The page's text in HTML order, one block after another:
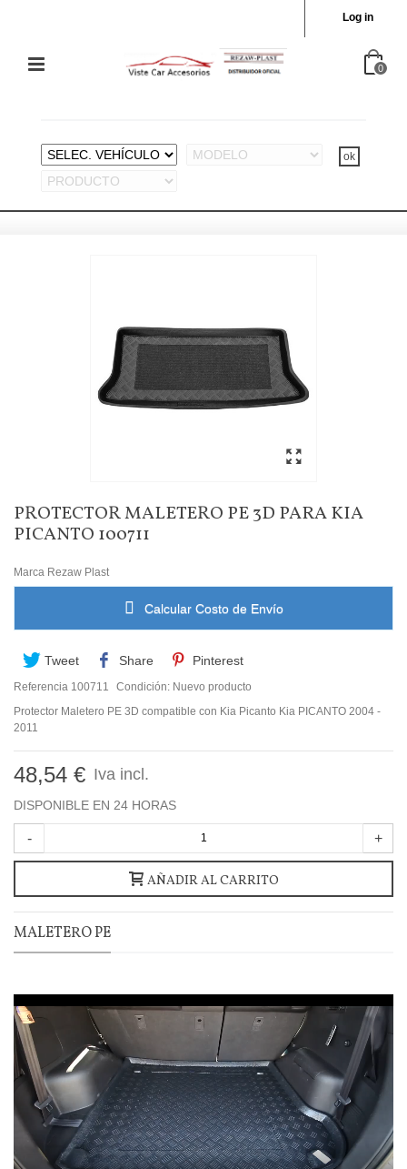
Log in
0
PROTECTOR MALETERO PE 3D PARA KIA
PICANTO 100711
Marca Rezaw Plast
Calcular Costo de Envío
Tweet Share Pinterest
Referencia 100711 Condición: Nuevo producto
Protector Maletero PE 3D compatible con Kia Picanto Kia PICANTO 2004 -
2011
48,54 € Iva incl.
DISPONIBLE EN 24 HORAS
- +
AÑADIR AL CARRITO
MALETERO PE